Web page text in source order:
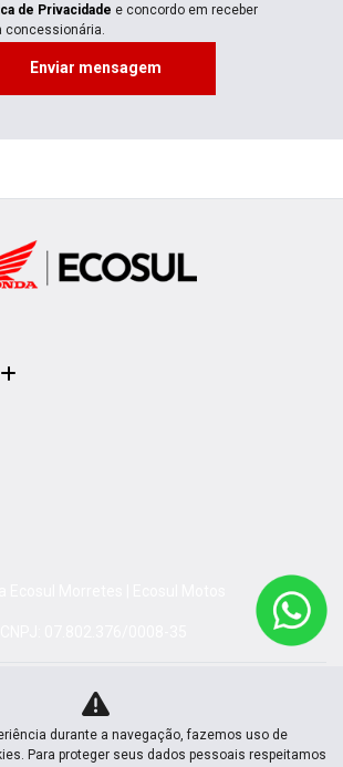
de Privacidade e concordo em receber
Enviar mensagem
o outro salva
durante a navegação, fazemos uso de
Para proteger seus dados pessoais respeitamos